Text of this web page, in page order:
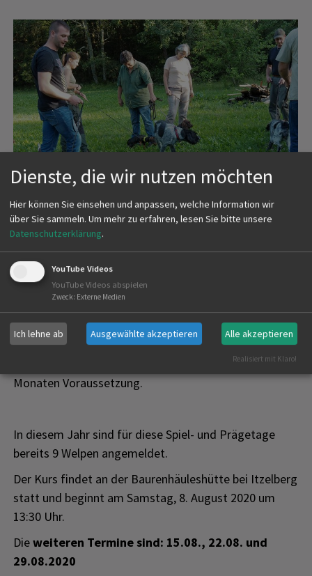
02.08.2020
Im Welpenkurs lernen die Junghunde nicht nur den
Umgang mit ihrem sozialen Umfeld, sondern ebenso
Artgenossen, Spaß und Spiel stehen dabei im
Vordergrund. Für die Teilnahme sind die nötigen
Impfungen und ein Alter zwischen einem und fünf
Monaten Voraussetzung.
In diesem Jahr sind für diese Spiel- und Prägetage
bereits 9 Welpen angemeldet.
Der Kurs findet an der Baurenhäuleshütte bei Itzelberg
statt und beginnt am Samstag, 8. August 2020 um
13:30 Uhr.
Dieweiteren Termine sind: 15.08., 22.08. und
29.08.2020
Dienste, die wir nutzen möchten
Hier können Sie einsehen und anpassen, welche Information wir
über Sie sammeln. Um mehr zu erfahren, lesen Sie bitte unsere
Datenschutzerklärung.
YouTube Videos
YouTube Videos abspielen
Zweck: Externe Medien
Ich lehne ab Ausgewählte akzeptieren Alle akzeptieren
Realisiert mit Klaro!